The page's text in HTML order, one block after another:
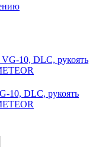
10, DLC, рукоять